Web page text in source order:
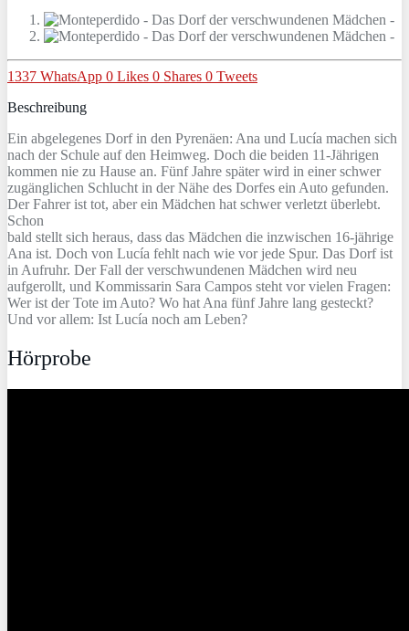
1337 WhatsApp 0 Likes 0 Shares 0 Tweets
Beschreibung
Ein abgelegenes Dorf in den Pyrenäen: Ana und Lucía machen sich
nach der Schule auf den Heimweg. Doch die beiden 11-Jährigen
kommen nie zu Hause an. Fünf Jahre später wird in einer schwer
zugänglichen Schlucht in der Nähe des Dorfes ein Auto gefunden.
Der Fahrer ist tot, aber ein Mädchen hat schwer verletzt überlebt.
Schon
bald stellt sich heraus, dass das Mädchen die inzwischen 16-jährige
Ana ist. Doch von Lucía fehlt nach wie vor jede Spur. Das Dorf ist
in Aufruhr. Der Fall der verschwundenen Mädchen wird neu
aufgerollt, und Kommissarin Sara Campos steht vor vielen Fragen:
Wer ist der Tote im Auto? Wo hat Ana fünf Jahre lang gesteckt?
Und vor allem: Ist Lucía noch am Leben?
Hörprobe